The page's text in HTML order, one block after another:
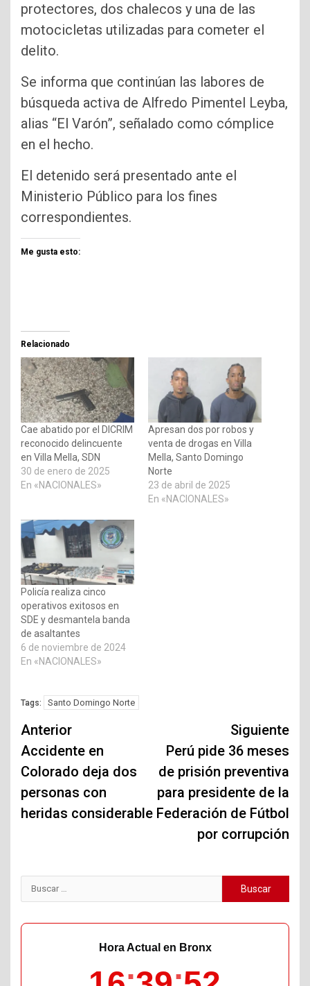
protectores, dos chalecos y una de las
motocicletas utilizadas para cometer el
delito.
Se informa que continúan las labores de
búsqueda activa de Alfredo Pimentel Leyba,
alias “El Varón”, señalado como cómplice
en el hecho.
El detenido será presentado ante el
Ministerio Público para los fines
correspondientes.
Me gusta esto:
Relacionado
Cae abatido por el DICRIM
reconocido delincuente
en Villa Mella, SDN
30 de enero de 2025
En «NACIONALES»
Apresan dos por robos y
venta de drogas en Villa
Mella, Santo Domingo
Norte
23 de abril de 2025
En «NACIONALES»
Policía realiza cinco
operativos exitosos en
SDE y desmantela banda
de asaltantes
6 de noviembre de 2024
En «NACIONALES»
Tags: Santo Domingo Norte
Navegación
de
entradas
Anterior
Accidente en
Colorado deja dos
personas con
heridas considerable
Siguiente
Perú pide 36 meses
de prisión preventiva
para presidente de la
Federación de Fútbol
por corrupción
Buscar:
Hora Actual en Bronx